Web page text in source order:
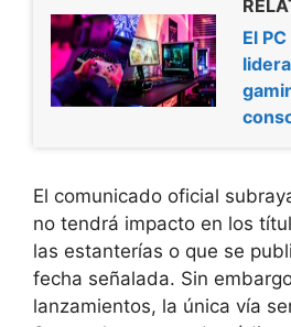
El
El comunicado oficial
no tendrá impacto en los
las estanterías o que se
fecha señalada. Sin
lanzamientos, la única vía